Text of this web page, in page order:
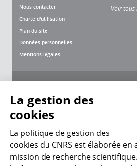
Nous contacter
Charte d'utilisation
Plan du site
Données personnelles
Mentions légales
Voir tous
CNRS Le Mag
La gestion des
cookies
La politique de gestion des
cookies du CNRS est élaborée en
mission de recherche